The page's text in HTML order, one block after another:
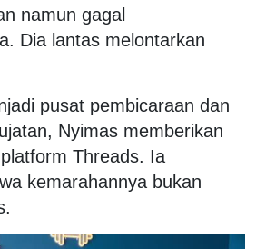
namun gagal
Dia lantas melontarkan
pusat pembicaraan dan
Nyimas memberikan
Threads. Ia
kemarahannya bukan